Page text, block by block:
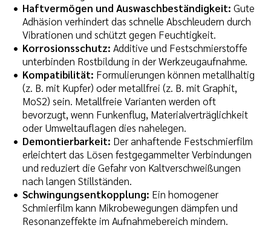
Haftvermögen und Auswaschbeständigkeit: Gute
Adhäsion verhindert das schnelle Abschleudern durch
Vibrationen und schützt gegen Feuchtigkeit.
Korrosionsschutz: Additive und Festschmierstoffe
unterbinden Rostbildung in der Werkzeugaufnahme.
Kompatibilität: Formulierungen können metallhaltig
(z. B. mit Kupfer) oder metallfrei (z. B. mit Graphit,
MoS2) sein. Metallfreie Varianten werden oft
bevorzugt, wenn Funkenflug, Materialverträglichkeit
oder Umweltauflagen dies nahelegen.
Demontierbarkeit: Der anhaftende Festschmierfilm
erleichtert das Lösen festgegammelter Verbindungen
und reduziert die Gefahr von Kaltverschweißungen
nach langen Stillständen.
Schwingungsentkopplung: Ein homogener
Schmierfilm kann Mikrobewegungen dämpfen und
Resonanzeffekte im Aufnahmebereich mindern.